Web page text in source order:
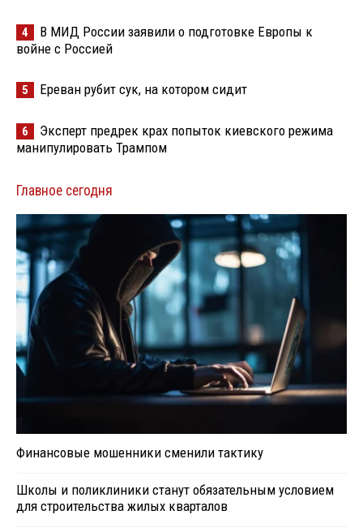
4
В МИД России заявили о подготовке Европы к
войне с Россией
5 Ереван рубит сук, на котором сидит
6
Эксперт предрек крах попыток киевского режима
манипулировать Трампом
Главное сегодня
Финансовые мошенники сменили тактику
Школы и поликлиники станут обязательным условием
для строительства жилых кварталов